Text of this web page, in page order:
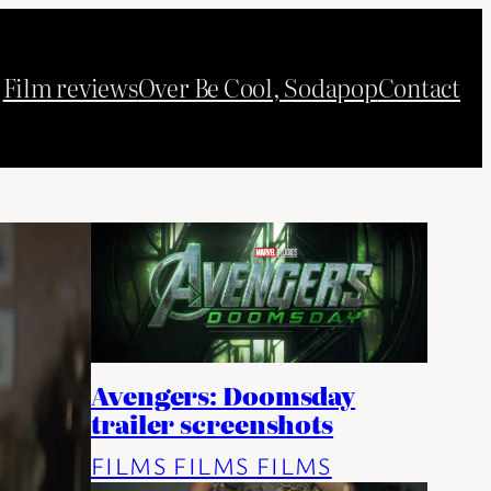
Film reviewsOver Be Cool, SodapopContact
Avengers: Doomsday
trailer screenshots
FILMS FILMS FILMS